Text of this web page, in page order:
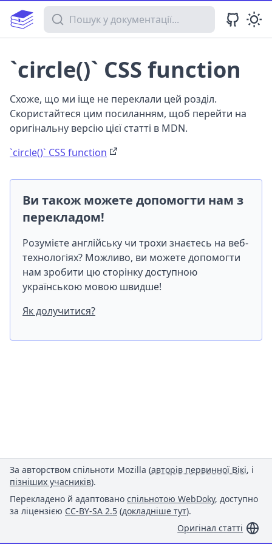
Пошук у документації
`circle()` CSS function
Схоже, що ми іще не переклали цей розділ.
Скористайтеся цим посиланням, щоб перейти на
оригінальну версію цієї статті в MDN.
`circle()` CSS function
Ви також можете допомогти нам з
перекладом!
Розумієте англійську чи трохи знаєтесь на веб-
технологіях? Можливо, ви можете допомогти
нам зробити цю сторінку доступною
українською мовою швидше!
Як долучитися?
За авторством спільноти Mozilla (авторів первинної Вікі, і
пізніших учасників).
Перекладено й адаптовано спільнотою WebDoky, доступно
за ліцензією CC-BY-SA 2.5 (докладніше тут).
Оригінал статті